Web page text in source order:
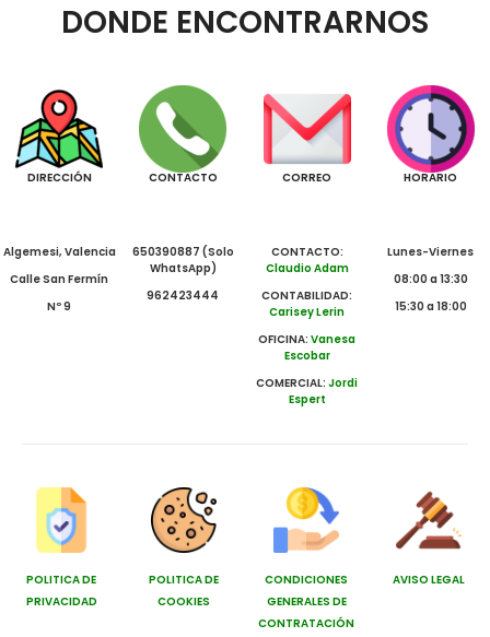
DONDE ENCONTRARNOS
DIRECCIÓN
Algemesi, Valencia
Calle San Fermín
Nº 9
CONTACTO
650390887 (Solo
WhatsApp)
962423444
CORREO
CONTACTO:
Claudio Adam
CONTABILIDAD:
Carisey Lerin
OFICINA:Vanesa
Escobar
COMERCIAL:Jordi
Espert
HORARIO
Lunes-Viernes
08:00 a 13:30
15:30 a 18:00
POLITICA DE
PRIVACIDAD
POLITICA DE
COOKIES
CONDICIONES
GENERALES DE
CONTRATACIÓN
AVISO LEGAL